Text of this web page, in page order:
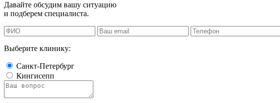
Давайте обсудим вашу ситуацию
и подберем специалиста.
Выберите клинику:
Санкт-Петербург
Кингисепп